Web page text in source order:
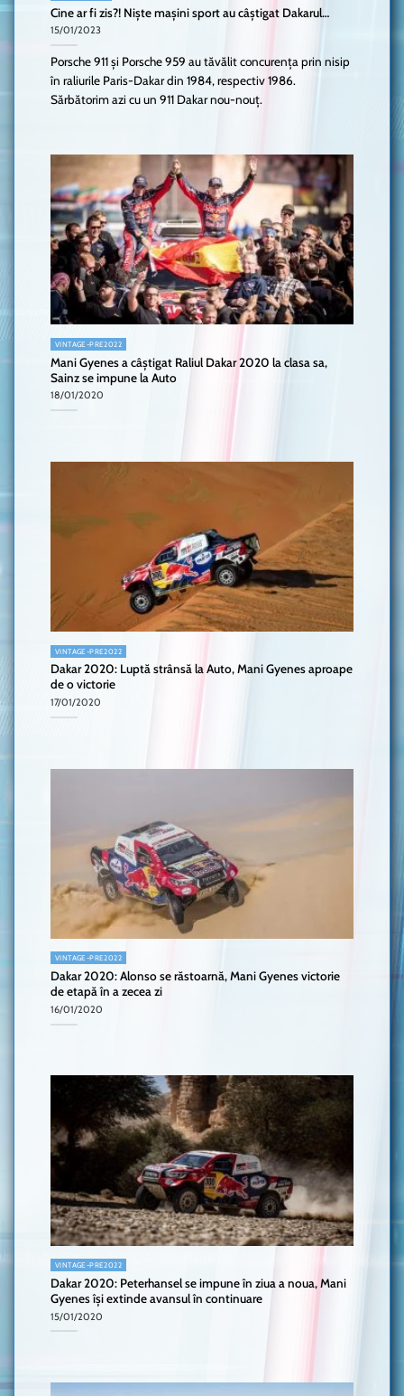
Cine ar fi zis?! Niște mașini sport au câștigat Dakarul…
15/01/2023
Porsche 911 și Porsche 959 au tăvălit concurența prin nisip
în raliurile Paris-Dakar din 1984, respectiv 1986.
Sărbătorim azi cu un 911 Dakar nou-nouț.
VINTAGE-PRE2022
Mani Gyenes a câștigat Raliul Dakar 2020 la clasa sa,
Sainz se impune la Auto
18/01/2020
VINTAGE-PRE2022
Dakar 2020: Luptă strânsă la Auto, Mani Gyenes aproape
de o victorie
17/01/2020
VINTAGE-PRE2022
Dakar 2020: Alonso se răstoarnă, Mani Gyenes victorie
de etapă în a zecea zi
16/01/2020
VINTAGE-PRE2022
Dakar 2020: Peterhansel se impune în ziua a noua, Mani
Gyenes își extinde avansul în continuare
15/01/2020